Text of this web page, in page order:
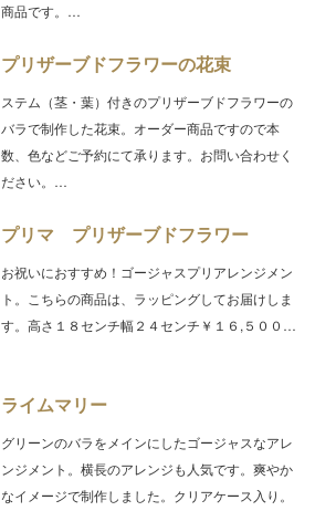
商品です。…
プリザーブドフラワーの花束
ステム（茎・葉）付きのプリザーブドフラワーの
バラで制作した花束。オーダー商品ですので本
数、色などご予約にて承ります。お問い合わせく
ださい。…
プリマ プリザーブドフラワー
お祝いにおすすめ！ゴージャスプリアレンジメン
ト。こちらの商品は、ラッピングしてお届けしま
す。高さ１８センチ幅２４センチ￥１６,５００…
ライムマリー
グリーンのバラをメインにしたゴージャスなアレ
ンジメント。横長のアレンジも人気です。爽やか
なイメージで制作しました。クリアケース入り。